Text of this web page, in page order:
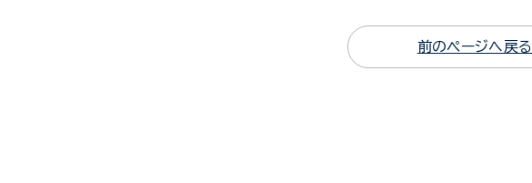
前のページへ戻る